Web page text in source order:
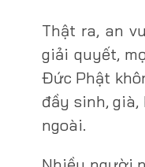
Thật ra, an
giải quyết,
Đức Phật
đầy sinh,
ngoài.